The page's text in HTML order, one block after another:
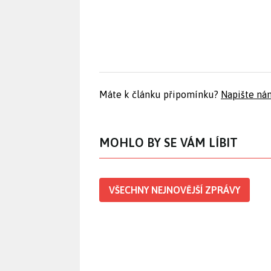
Máte k článku připomínku? Napište
MOHLO BY SE VÁM LÍBIT
VŠECHNY NEJNOVĚJŠÍ ZPRÁVY